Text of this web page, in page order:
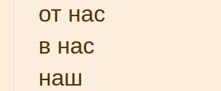
от нас
в нас
наш